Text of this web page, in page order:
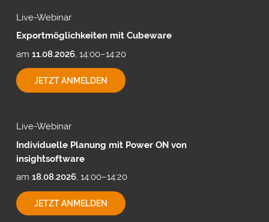
Live-Webinar
Exportmöglichkeiten mit Cubeware
am 11.08.2026, 14:00–14:20
JETZT ANMELDENEXPORTMÖGLICHKEITEN
MIT
Live-Webinar
Individuelle Planung mit Power ON von
insightsoftware
am 18.08.2026, 14:00–14:20
JETZT ANMELDENINDIVIDUELLE
PLANUNG